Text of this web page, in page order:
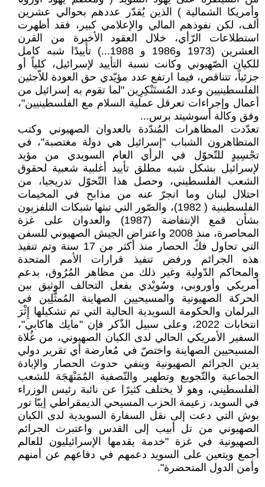
وأمريكا الشمالية ) الذين يُقدّر عددهم بحوالي عشرين
ألف، لكن نفوذهم المالي والإعلامي كبير، فقد أظهرت
استطلاعات الرّأي، خلال العقود الأخيرة من القرن
العشرين (1973 و1986 و 1988...) تأييدًا شبه كامل
للكيان الصّهيوني وكانت نسبة التأييد لإسرائيل، كلياً أو
جزئياً، تتناقص، فيما ارتفع عدد مؤيّدي حق العودة للاّجئين
الفلسطينيين وعدد المُستَنْكِرِين "لما تقوم به إسرائيل من
أعمال وإجراءات تعرقل عملية السلام مع الفلسطينيين"،
وفق وكالة أسوشيتد برس...
تعدّدت المظاهرات المُندّدة بالعدوان الصهيوني وكتب
المتظاهرون الشباب "إسرائيل هي دولة مغتصبة"، في
تجْسِيدٍ للتّحوّل في الرأي العام السويدي من مؤيد
لإسرائيل بشكل شبه مطلق تأييد أغلبية شعبية لحقوق
الشعب الفلسطيني، وحصل هذا التّحوّل تدريجيا، من
احتلال لبنان وما انجرّ عنه من مذابح في المخيمات
الفلسطينية ( 1982)، والصّور التي تبثها شبكات التلفزيون
بشأن قمع الإنتفاضة (1987) والعدوان على غزة
المحاصرة، منذ 2008 واعتراض الجيش الصهيوني للسفن
التي تحاول فكّ الحصار منذ أكثر من 17 سنة وتم تنفيذ
هذه الجرائم ورفض تنفيذ قرارات الأمم المتحدة
والمحاكم الدّولية وغير ذلك من مظاهر المُرُوق، بدعم
أمريكي وأوروبي، وسُويْدي بفعل التحالف الوثيق بين
الحركة الصهيونية والمسيحيين الصهاينة المُمثَّلِين في
البرلمان والحكومة السويدية الحالية التي تم تشكيلها إِثْرَ
انتخابات 2022، وعلى سبيل الذّكر فإن "مايك هاكابي"،
السفير الأمريكي الحالي لدى الكيان الصهيوني، من غُلاة
المسيحيين الصهاينة واختصّ في مُعارضة أي تقرير دولي
يدين الجرائم الصهيونية وينفي حدوث الحصار والإبادة
الجماعية والتّجويع وتطهير والتّصفية المُمَنْهَجَة للشعب
الفلسطيني، وهو لا يختلف كثيرًا عن نائبة رئيس الوزراء
في السويد، زعيمة الحزب المسيحي الديمقراطي إيبّا تور
بوش التي دعت إلى نقل السفارة السويدية لدى الكيان
الصهيوني من تل أبيب إلى القدس واعتبرت الجرائم
الصهيونية في غزة "خدمة يقدمها الإسرائيليون للعالم
أجمع ويتعين على السويد دعمهم في دفاعهم عن أمنهم
وأمن الدول المتحضرة".